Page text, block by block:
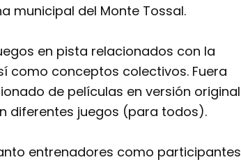
municipal del Monte Tossal.
en pista relacionados con la
como conceptos colectivos. Fuera
de películas en versión original
diferentes juegos (para todos).
entrenadores como participantes